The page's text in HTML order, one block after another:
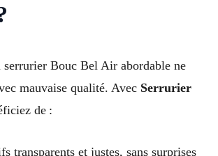
serrurier Bouc Bel Air abordable ne
mauvaise qualité. Avec Serrurier
de :
transparents et justes, sans surprises